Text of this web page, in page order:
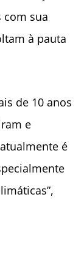
sua
à pauta
de 10 anos
e
é